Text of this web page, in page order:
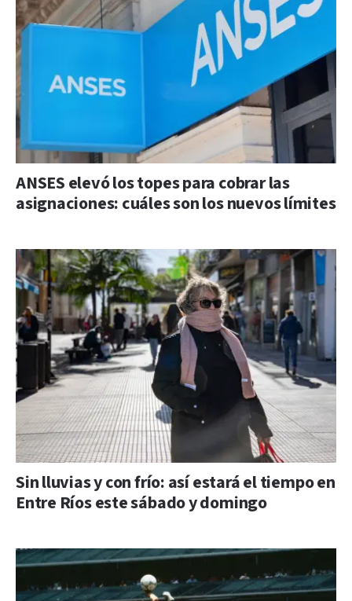
ANSES elevó los topes para cobrar las
asignaciones: cuáles son los nuevos límites
Sin lluvias y con frío: así estará el tiempo en
Entre Ríos este sábado y domingo